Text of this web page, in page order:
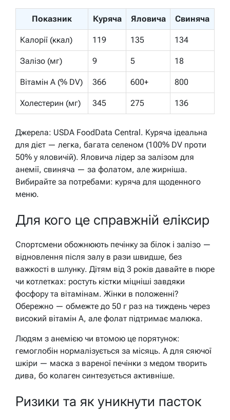
Показник Куряча Яловича Свиняча
Калорії (ккал) 119 135 134
Залізо (мг) 9 5 18
Вітамін A (% DV) 366 600+ 800
Холестерин (мг) 345 275 136
Джерела: USDA FoodData Central. Куряча ідеальна
для дієт — легка, багата селеном (100% DV проти
50% у яловичій). Яловича лідер за залізом для
анемії, свиняча — за фолатом, але жирніша.
Вибирайте за потребами: куряча для щоденного
меню.
Для кого це справжній еліксир
Спортсмени обожнюють печінку за білок і залізо —
відновлення після залу в рази швидше, без
важкості в шлунку. Дітям від 3 років давайте в пюре
чи котлетках: ростуть кістки міцніші завдяки
фосфору та вітамінам. Жінки в положенні?
Обережно — обмежте до 50 г раз на тиждень через
високий вітамін A, але фолат підтримає малюка.
Людям з анемією чи втомою це порятунок:
гемоглобін нормалізується за місяць. А для сяючої
шкіри — маска з вареної печінки з медом творить
дива, бо колаген синтезується активніше.
Ризики та як уникнути пасток